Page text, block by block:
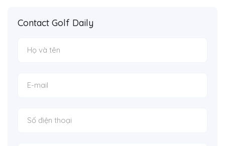
Contact Golf Daily